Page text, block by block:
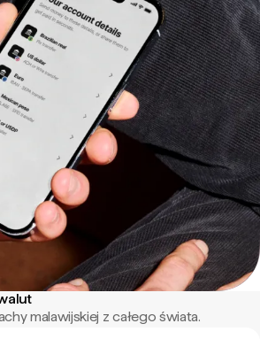
malawijskiej z całego świata.